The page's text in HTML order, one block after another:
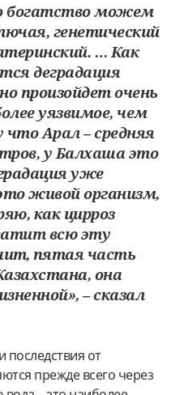
богатство можем
генетический
… Как
деградация
произойдет очень
уязвимое, чем
Арал – средняя
у Балхаша это
уже
живой организм,
как цирроз
всю эту
пятая часть
она
– сказал
последствия от
прежде всего через